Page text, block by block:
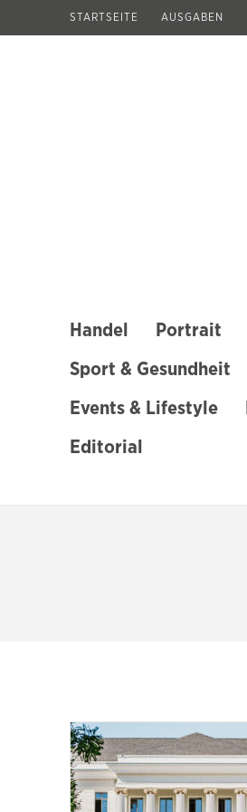
STARTSEITE AUSGABEN
Handel Portrait
Sport & Gesundheit
Events & Lifestyle
Editorial